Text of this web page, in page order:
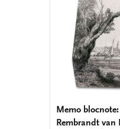
Memo
Rembrandt